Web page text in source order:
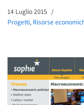
14 Luglio 2015
Progetti, Risorse